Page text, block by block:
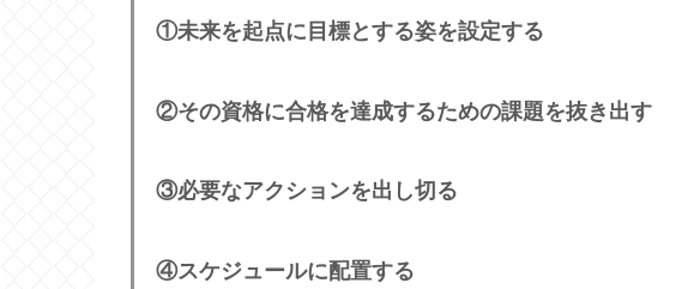
①未来を起点に目標とする姿を設定する
②その資格に合格を達成するための課題を抜き出す
③必要なアクションを出し切る
④スケジュールに配置する